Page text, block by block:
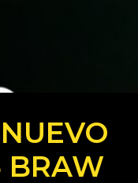
BRAW